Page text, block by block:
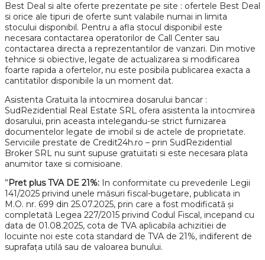
Best Deal si alte oferte prezentate pe site : ofertele Best Deal
si orice ale tipuri de oferte sunt valabile numai in limita
stocului disponibil. Pentru a afla stocul disponibil este
necesara contactarea operatorilor de Call Center sau
contactarea directa a reprezentantilor de vanzari. Din motive
tehnice si obiective, legate de actualizarea si modificarea
foarte rapida a ofertelor, nu este posibila publicarea exacta a
cantitatilor disponibile la un moment dat.
Asistenta Gratuita la intocmirea dosarului bancar :
SudRezidential Real Estate SRL ofera asistenta la intocmirea
dosarului, prin aceasta intelegandu-se strict furnizarea
documentelor legate de imobil si de actele de proprietate.
Serviciile prestate de Credit24h.ro – prin SudRezidential
Broker SRL nu sunt supuse gratuitati si este necesara plata
anumitor taxe si comisioane.
”Pret plus TVA DE 21%: In conformitate cu prevederile Legii
141/2025 privind unele măsuri fiscal-bugetare, publicata in
M.O. nr. 699 din 25.07.2025, prin care a fost modificată și
completată Legea 227/2015 privind Codul Fiscal, incepand cu
data de 01.08.2025, cota de TVA aplicabila achizitiei de
locuinte noi este cota standard de TVA de 21%, indiferent de
suprafața utilă sau de valoarea bunului.